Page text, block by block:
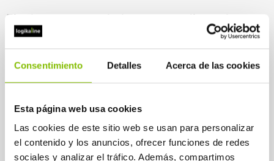
Consentimiento Detalles Acerca de las cookies
Esta página web usa cookies
Las cookies de este sitio web se usan para personalizar
el contenido y los anuncios, ofrecer funciones de redes
sociales y analizar el tráfico. Además, compartimos
Finalmente no solo logramos alinear las
estrategias de atención y comunicación
“ruido” online derivando el 100% de las
atención. Esto sumado a un nivel de
atención enRRSSdel 90% y un porcentaje
de resolución del 80% supuso una notable